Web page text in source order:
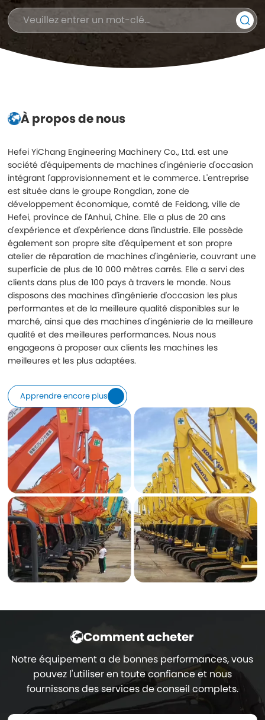
À propos de nous
Hefei YiChang Engineering Machinery Co., Ltd. est une
société d'équipements de machines d'ingénierie d'occasion
intégrant l'approvisionnement et le commerce. L'entreprise
est située dans le groupe Rongdian, zone de
développement économique, comté de Feidong, ville de
Hefei, province de l'Anhui, Chine. Elle a plus de 20 ans
d'expérience et d'expérience dans l'industrie. Elle possède
également son propre site d'équipement et son propre
atelier de réparation de machines d'ingénierie, couvrant une
superficie de plus de 10 000 mètres carrés. Elle a servi des
clients dans plus de 100 pays à travers le monde. Nous
disposons des machines d'ingénierie d'occasion les plus
performantes et de la meilleure qualité disponibles sur le
marché, ainsi que des machines d'ingénierie de la meilleure
qualité et des meilleures performances. Nous nous
engageons à proposer aux clients les machines les
meilleures et les plus adaptées.
Apprendre encore plus
Comment acheter
Notre équipement a de bonnes performances, vous
pouvez l'utiliser en toute confiance et nous
fournissons des services de conseil complets.